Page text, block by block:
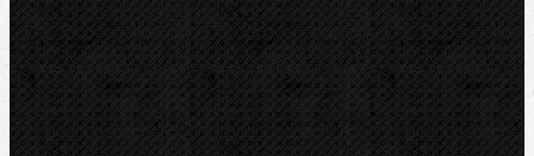
Vrtání a frézy
Elektomontážní nářadí